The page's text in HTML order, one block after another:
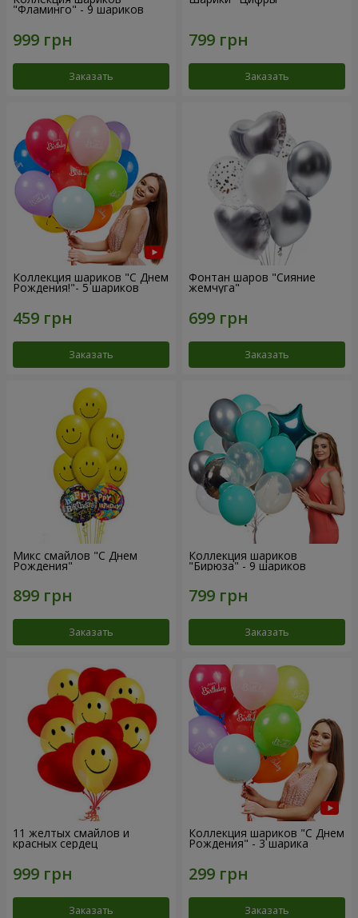
"Фламинго" - 9 шариков
Заказать Заказать
Коллекция шариков "С Днем
Рождения!"- 5 шариков
Заказать
Фонтан шаров "Сияние
жемчуга"
Заказать
Микс смайлов "C Днем
Рождения"
Заказать
Коллекция шариков
"Бирюза" - 9 шариков
Заказать
11 желтых смайлов и
красных сердец
Заказать
Коллекция шариков "С Днем
Рождения" - 3 шарика
Заказать